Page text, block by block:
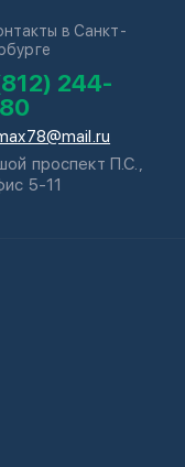
в Санкт-
244-
проспект П.С.,
5-11